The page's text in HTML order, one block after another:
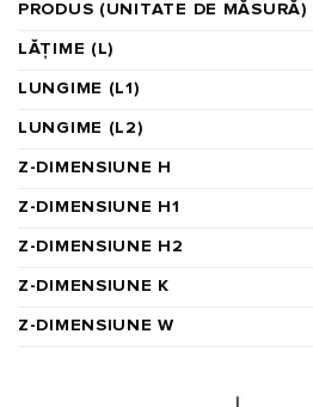
PRODUS (UNITATE DE MĂSURĂ)
LĂȚIME (L)
LUNGIME (L1)
LUNGIME (L2)
Z-DIMENSIUNE H
Z-DIMENSIUNE H1
Z-DIMENSIUNE H2
Z-DIMENSIUNE K
Z-DIMENSIUNE W